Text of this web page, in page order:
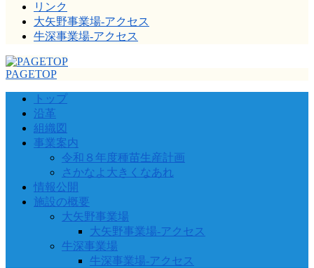
リンク
大矢野事業場-アクセス
牛深事業場-アクセス
PAGETOP
トップ
沿革
組織図
事業案内
令和８年度種苗生産計画
さかなよ大きくなあれ
情報公開
施設の概要
大矢野事業場
大矢野事業場-アクセス
牛深事業場
牛深事業場-アクセス